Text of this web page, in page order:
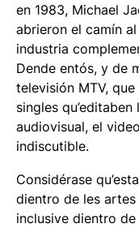
en 1983, Michael
abrieron el camín
industria
Dende entós, y de
televisión MTV,
singles
audiovisual, el
indiscutible.
Considérase
dientro de les
inclusive dientro